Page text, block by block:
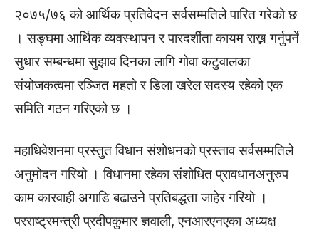
२०७५/७६ को आर्थिक प्रतिवेदन सर्वसम्मतिले पारित गरेको छ
। सङ्घमा आर्थिक व्यवस्थापन र पारदर्शीता कायम राख्न गर्नुपर्ने
सुधार सम्बन्धमा सुझाव दिनका लागि गोवा कटुवालका
संयोजकत्वमा रञ्जित महतो र डिला खरेल सदस्य रहेको एक
समिति गठन गरिएको छ ।
महाधिवेशनमा प्रस्तुत विधान संशोधनको प्रस्ताव सर्वसम्मतिले
अनुमोदन गरियो । विधानमा रहेका संशोधित प्रावधानअनुरुप
काम कारवाही अगाडि बढाउने प्रतिबद्धता जाहेर गरियो ।
परराष्ट्रमन्त्री प्रदीपकुमार ज्ञवाली, एनआरएनएका अध्यक्ष